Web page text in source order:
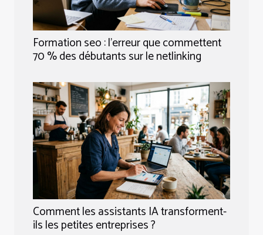
Formation seo : l’erreur que commettent
70 % des débutants sur le netlinking
Comment les assistants IA transforment-
ils les petites entreprises ?